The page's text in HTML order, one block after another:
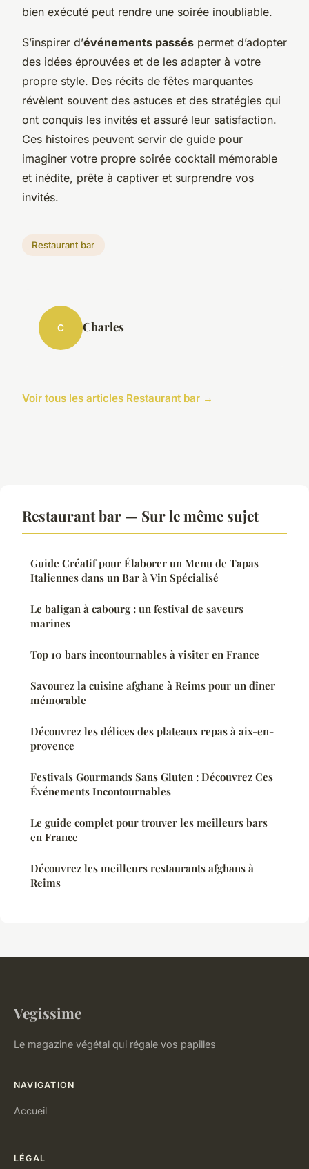
bien exécuté peut rendre une soirée inoubliable.
S’inspirer d’événements passés permet d’adopter
des idées éprouvées et de les adapter à votre
propre style. Des récits de fêtes marquantes
révèlent souvent des astuces et des stratégies qui
ont conquis les invités et assuré leur satisfaction.
Ces histoires peuvent servir de guide pour
imaginer votre propre soirée cocktail mémorable
et inédite, prête à captiver et surprendre vos
invités.
Restaurant bar
C Charles
Voir tous les articles Restaurant bar →
Restaurant bar — Sur le même sujet
Guide Créatif pour Élaborer un Menu de Tapas
Italiennes dans un Bar à Vin Spécialisé
Le baligan à cabourg : un festival de saveurs
marines
Top 10 bars incontournables à visiter en France
Savourez la cuisine afghane à Reims pour un dîner
mémorable
Découvrez les délices des plateaux repas à aix-en-
provence
Festivals Gourmands Sans Gluten : Découvrez Ces
Événements Incontournables
Le guide complet pour trouver les meilleurs bars
en France
Découvrez les meilleurs restaurants afghans à
Reims
Vegissime
Le magazine végétal qui régale vos papilles
NAVIGATION
Accueil
LÉGAL